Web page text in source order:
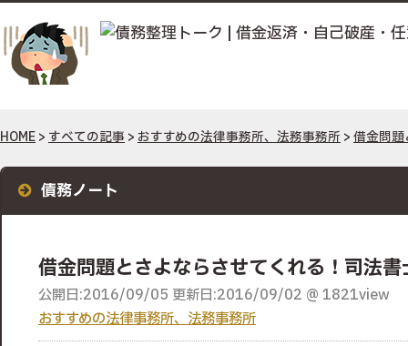
HOME > すべての記事 > おすすめの法律事務所、法務事務所 > 借金問
債務ノート
借金問題とさよならさせてくれる！司法
公開日:2016/09/05 更新日:2016/09/02 @ 1821view
おすすめの法律事務所、法務事務所